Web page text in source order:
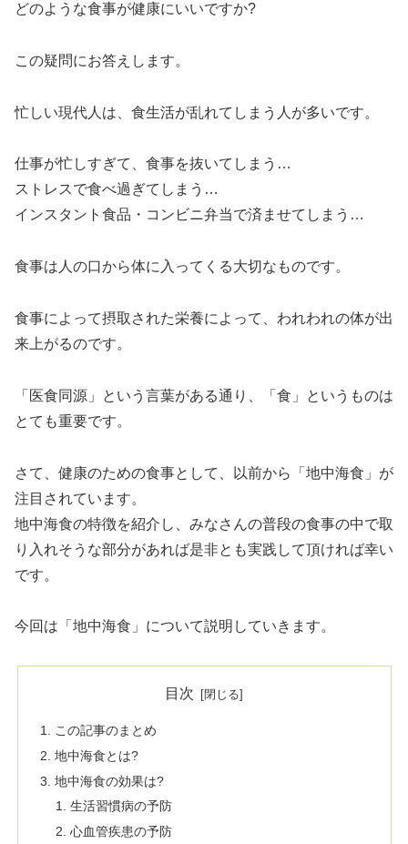
どのような食事が健康にいいですか?
この疑問にお答えします。
忙しい現代人は、食生活が乱れてしまう人が多いです。
仕事が忙しすぎて、食事を抜いてしまう…
ストレスで食べ過ぎてしまう…
インスタント食品・コンビニ弁当で済ませてしまう…
食事は人の口から体に入ってくる大切なものです。
食事によって摂取された栄養によって、われわれの体が出
来上がるのです。
「医食同源」という言葉がある通り、「食」というものは
とても重要です。
さて、健康のための食事として、以前から「地中海食」が
注目されています。
地中海食の特徴を紹介し、みなさんの普段の食事の中で取
り入れそうな部分があれば是非とも実践して頂ければ幸い
です。
今回は「地中海食」について説明していきます。
目次
この記事のまとめ
地中海食とは?
地中海食の効果は?
生活習慣病の予防
心血管疾患の予防